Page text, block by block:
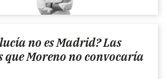
no es Madrid? Las
que Moreno no convocaría